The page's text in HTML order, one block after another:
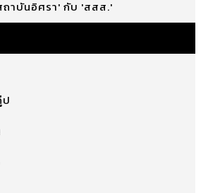
ถาบันอิศรา' กับ 'สสส.'